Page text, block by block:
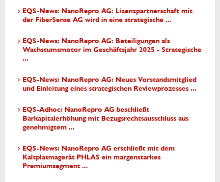
EQS-News: NanoRepro AG: Lizenzpartnerschaft mit
der FiberSense AG wird in eine strategische ...
EQS-News: NanoRepro AG: Beteiligungen als
Wachstumsmotor im Geschäftsjahr 2025 - Strategische
...
EQS-News: NanoRepro AG: Neues Vorstandsmitglied
und Einleitung eines strategischen Reviewprozesses ...
EQS-Adhoc: NanoRepro AG beschließt
Barkapitalerhöhung mit Bezugsrechtsausschluss aus
genehmigtem ...
EQS-News: NanoRepro AG erschließt mit dem
Kaltplasmagerät PHLAS ein margenstarkes
Premiumsegment ...